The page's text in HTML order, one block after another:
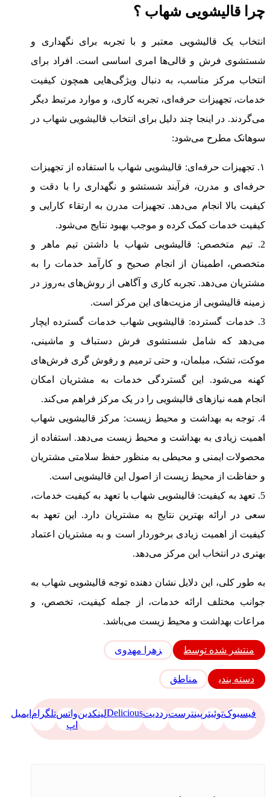
چرا قالیشویی شهاب ؟
انتخاب یک قالیشویی معتبر و با تجربه برای نگهداری و
شستشوی فرش و قالی‌ها امری اساسی است. افراد برای
انتخاب مرکز مناسب، به دنبال ویژگی‌هایی همچون کیفیت
خدمات، تجهیزات حرفه‌ای، تجربه کاری، و موارد مرتبط دیگر
می‌گردند. در اینجا چند دلیل برای انتخاب قالیشویی شهاب در
سوهانک مطرح می‌شود:
۱. تجهیزات حرفه‌ای: قالیشویی شهاب با استفاده از تجهیزات
حرفه‌ای و مدرن، فرآیند شستشو و نگهداری را با دقت و
کیفیت بالا انجام می‌دهد. تجهیزات مدرن به ارتقاء کارایی و
کیفیت خدمات کمک کرده و موجب بهبود نتایج می‌شود.
2. تیم متخصص: قالیشویی شهاب با داشتن تیم ماهر و
متخصص، اطمینان از انجام صحیح و کارآمد خدمات را به
مشتریان می‌دهد. تجربه کاری و آگاهی از روش‌های به‌روز در
زمینه قالیشویی از مزیت‌های این مرکز است.
3. خدمات گسترده: قالیشویی شهاب خدمات گسترده ایچار
می‌دهد که شامل شستشوی فرش دستباف و ماشینی،
موکت، تشک، مبلمان، و حتی ترمیم و رفوش گری فرش‌های
کهنه می‌شود. این گستردگی خدمات به مشتریان امکان
انجام همه نیازهای قالیشویی را در یک مرکز فراهم می‌کند.
4. توجه به بهداشت و محیط زیست: مرکز قالیشویی شهاب
اهمیت زیادی به بهداشت و محیط زیست می‌دهد. استفاده از
محصولات ایمنی و محیطی به منظور حفظ سلامتی مشتریان
و حفاظت از محیط زیست از اصول این قالیشویی است.
5. تعهد به کیفیت: قالیشویی شهاب با تعهد به کیفیت خدمات،
سعی در ارائه بهترین نتایج به مشتریان دارد. این تعهد به
کیفیت از اهمیت زیادی برخوردار است و به مشتریان اعتماد
بهتری در انتخاب این مرکز می‌دهد.
به طور کلی، این دلایل نشان دهنده توجه قالیشویی شهاب به
جوانب مختلف ارائه خدمات، از جمله کیفیت، تخصص، و
مراعات بهداشت و محیط زیست می‌باشد.
منتشر شده توسط زهرا مهدوی
دسته بندی مناطق
فیسبوکتوئیترپینترسترددیتDeliciousلینکدینواتس
اپ
تلگرام ایمیل